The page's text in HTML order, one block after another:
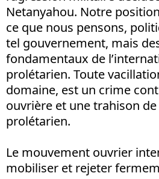
Netanyahou. Notre
ce que nous pensons,
tel gouvernement, mais
fondamentaux de
prolétarien. Toute
domaine, est un crime
ouvrière et une trahison
prolétarien.
Le mouvement ouvrier
mobiliser et rejeter